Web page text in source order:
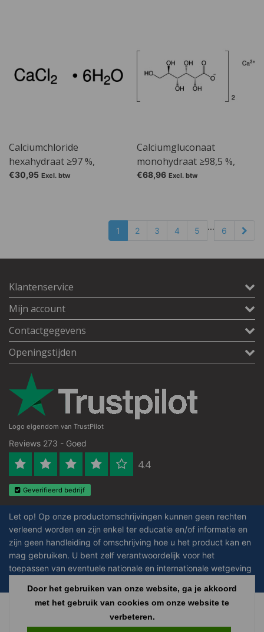
Calciumchloride
hexahydraat ≥97 %,
Ph.Eur.
€30,95 Excl. btw
Calciumgluconaat
monohydraat ≥98,5 %,
Ph.Eur.
€68,96 Excl. btw
1 2 3 4 5 ... 6
Klantenservice
Mijn account
Contactgegevens
Openingstijden
Logo eigendom van TrustPilot
Reviews 273 - Goed
4.4
Geverifieerd bedrijf
Let op! Op onze productomschrijvingen kunnen geen rechten
verleend worden en zijn enkel ter educatie en/of informatie en
zijn geen handleiding of omschrijving hoe u het product kan en
mag gebruiken. U bent zelf verantwoordelijk voor het
toepassen van eventuele nationale en internationale wetgeving
Copyright © 2026 - Laboratorium Discounter - All rights reserved - Theme by
Alle bedragen zijn exclusief BTW
Door het gebruiken van onze website, ga je akkoord
met het gebruik van cookies om onze website te
verbeteren.